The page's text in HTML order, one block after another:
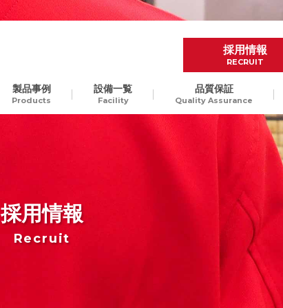
採用情報
RECRUIT
開発工程の最適化
して、切削加工可能です
製品事例
Products
設備一覧
Facility
品質保証
Quality Assurance
採用情報
Recruit